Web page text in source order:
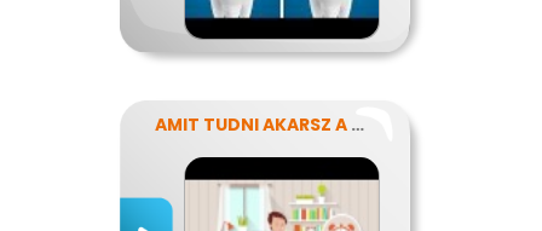
AMIT TUDNI AKARSZ A NÁTHÁRÓL